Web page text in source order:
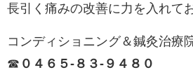
長引く痛みの改善に力を入れて
コンディショニング＆鍼灸治
☎︎ ０４６５-８３-９４８０